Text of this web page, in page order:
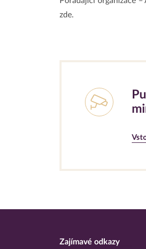
zde.
Zajímavé odkazy